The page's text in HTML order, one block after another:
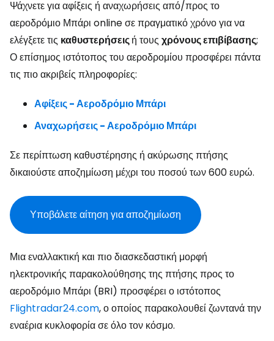
Ψάχνετε για αφίξεις ή αναχωρήσεις από/προς το
αεροδρόμιο Μπάρι online σε πραγματικό χρόνο για να
ελέγξετε τις καθυστερήσειςή τους χρόνους επιβίβασης;
Ο επίσημος ιστότοπος του αεροδρομίου προσφέρει πάντα
τις πιο ακριβείς πληροφορίες:
Αφίξεις - Αεροδρόμιο Μπάρι
Αναχωρήσεις - Αεροδρόμιο Μπάρι
Σε περίπτωση καθυστέρησης ή ακύρωσης πτήσης
δικαιούστε αποζημίωση μέχρι του ποσού των 600 ευρώ.
Υποβάλετε αίτηση για αποζημίωση
Μια εναλλακτική και πιο διασκεδαστική μορφή
ηλεκτρονικής παρακολούθησης της πτήσης προς το
αεροδρόμιο Μπάρι (BRI) προσφέρει ο ιστότοπος
Flightradar24.com, ο οποίος παρακολουθεί ζωντανά την
εναέρια κυκλοφορία σε όλο τον κόσμο.